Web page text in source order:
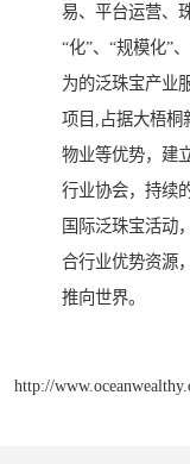
易、平台运营、
“化”、“规模化”
为的泛珠宝产业
项目,占据大梧桐
物业等优势，建
行业协会，持续
国际泛珠宝活动
合行业优势资源
推向世界。
http://